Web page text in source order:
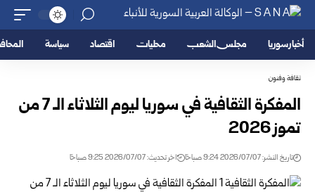
أخبار سوريا مجلس الشعب محليات اقتصاد سياسة
ثقافة وفنون
المفكرة الثقافية في سوريا ليوم الثلاثاء الـ 7 من
تموز 2026
تاريخ النشر: 2026/07/07 9:24 صباحًا اخر تحديث: 2026/07/07 9:25 صباحًا